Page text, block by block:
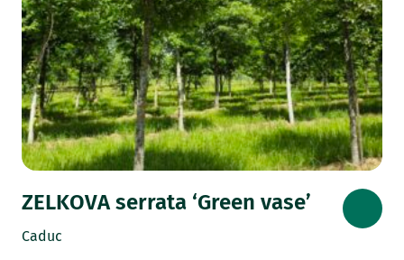
ZELKOVA serrata ‘Green vase’
Caduc